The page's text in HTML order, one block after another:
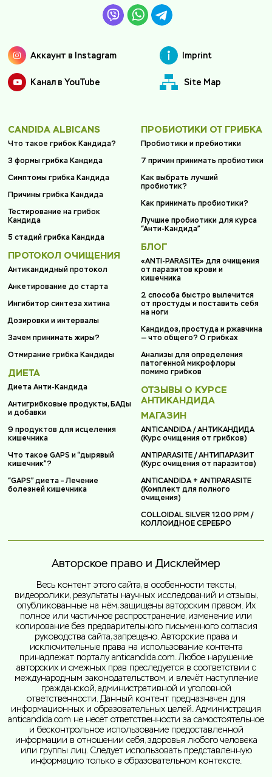
Аккаунт в Instagram
Канал в YouTube
Imprint
Site Map
CANDIDA ALBICANS
Что такое грибок Кандида?
3 формы грибка Кандида
Симптомы грибка Кандида
Причины грибка Кандида
Тестирование на грибок
Кандида
5 стадий грибка Кандида
ПРОТОКОЛ ОЧИЩЕНИЯ
Антикандидный протокол
Анкетирование до старта
Ингибитор синтеза хитина
Дозировки и интервалы
Зачем принимать жиры?
Отмирание грибка Кандиды
ДИЕТА
Диета Анти-Кандида
Антигрибковые продукты, БАДы
и добавки
9 продуктов для исцеления
кишечника
Что такое GAPS и “дырявый
кишечник”?
“GAPS” диета – Лечение
болезней кишечника
ПРОБИОТИКИ ОТ ГРИБКА
Пробиотики и пребиотики
7 причин принимать пробиотики
Как выбрать лучший
пробиотик?
Как принимать пробиотики?
Лучшие пробиотики для курса
“Анти-Кандида”
БЛОГ
«ANTI-PARASITE» для очищения
от паразитов крови и
кишечника
2 способа быстро вылечится
от простуды и поставить себя
на ноги
Кандидоз, простуда и ржавчина
— что общего? О грибках
Анализы для определения
патогенной микрофлоры
помимо грибков
ОТЗЫВЫ О КУРСЕ
АНТИКАНДИДА
МАГАЗИН
ANTICANDIDA / АНТИКАНДИДА
(Курс очищения от грибков)
ANTIPARASITE / АНТИПАРАЗИТ
(Курс очищения от паразитов)
ANTICANDIDA + ANTIPARASITE
(Комплект для полного
очищения)
COLLOIDAL SILVER 1200 PPM /
КОЛЛОИДНОЕ СЕРЕБРО
Авторское право и Дисклеймер
Весь контент этого сайта, в особенности тексты,
видеоролики, результаты научных исследований и отзывы,
опубликованные на нём, защищены авторским правом. Их
полное или частичное распространение, изменение или
копирование без предварительного письменного согласия
руководства сайта, запрещено. Авторские права и
исключительные права на использование контента
принадлежат порталу anticandida.com. Любое нарушение
авторских и смежных прав преследуется в соответствии с
международным законодательством, и влечёт наступление
гражданской, административной и уголовной
ответственности. Данный контент предназначен для
информационных и образовательных целей. Администрация
anticandida.com не несёт ответственности за самостоятельное
и бесконтрольное использование предоставленной
информации в отношении себя, здоровья любого человека
или группы лиц. Следует использовать представленную
информацию только в образовательном контексте.